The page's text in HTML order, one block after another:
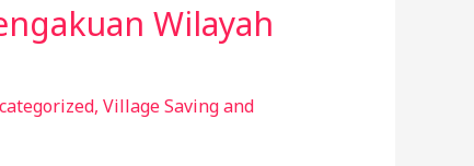
Wilayah
, Village Saving and